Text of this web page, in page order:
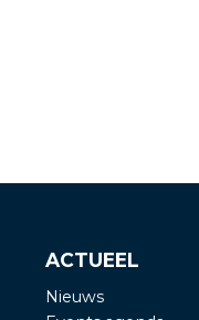
ACTUEEL
Nieuws